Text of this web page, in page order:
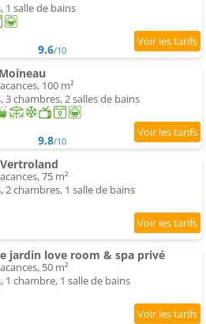
1 salle de bains
9.6/10
100 m²
3 chambres, 2 salles de bains
9.8/10
75 m²
2 chambres, 1 salle de bains
jardin love room & spa privé
50 m²
1 chambre, 1 salle de bains